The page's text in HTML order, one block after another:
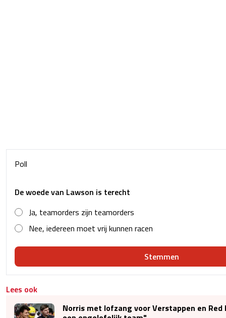
Poll
De woede van Lawson is terecht
Ja, teamorders zijn teamorders
Nee, iedereen moet vrij kunnen racen
Stemmen
Lees ook
Norris met lofzang voor Verstappen en